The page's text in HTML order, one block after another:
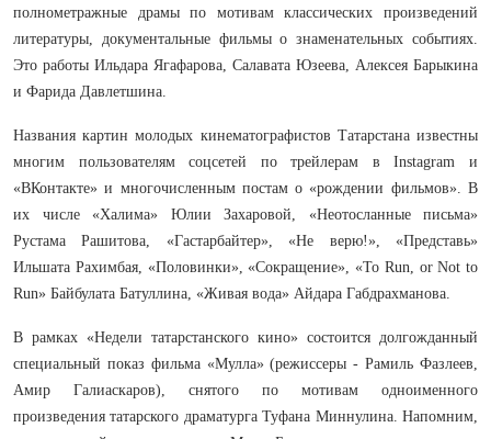
полнометражные драмы по мотивам классических произведений
литературы, документальные фильмы о знаменательных событиях.
Это работы Ильдара Ягафарова, Салавата Юзеева, Алексея Барыкина
и Фарида Давлетшина.
Названия картин молодых кинематографистов Татарстана известны
многим пользователям соцсетей по трейлерам в Instagram и
«ВКонтакте» и многочисленным постам о «рождении фильмов». В
их числе «Халима» Юлии Захаровой, «Неотосланные письма»
Рустама Рашитова, «Гастарбайтер», «Не верю!», «Представь»
Ильшата Рахимбая, «Половинки», «Сокращение», «To Run, or Not to
Run» Байбулата Батуллина, «Живая вода» Айдара Габдрахманова.
В рамках «Недели татарстанского кино» состоится долгожданный
специальный показ фильма «Мулла» (режиссеры - Рамиль Фазлеев,
Амир Галиаскаров), снятого по мотивам одноименного
произведения татарского драматурга Туфана Миннулина. Напомним,